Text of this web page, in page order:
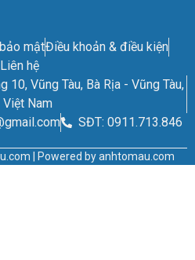
mậtĐiều khoản & điều kiện
Liên hệ
10, Vũng Tàu, Bà Rịa - Vũng Tàu,
Việt Nam
SĐT: 0911.713.846
| Powered by anhtomau.com